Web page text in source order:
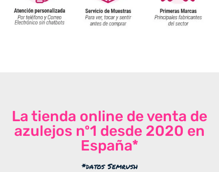
La tienda online de venta de
azulejos nº1 desde 2020 en
España*
*datos Semrush